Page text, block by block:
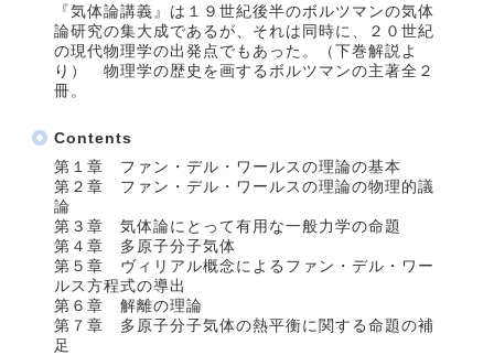
『気体論講義』は１９世紀後半のボルツマンの気体
論研究の集大成であるが、それは同時に、２０世紀
の現代物理学の出発点でもあった。（下巻解説よ
り） 物理学の歴史を画するボルツマンの主著全２
冊。
Contents
第１章 ファン・デル・ワールスの理論の基本
第２章 ファン・デル・ワールスの理論の物理的議
論
第３章 気体論にとって有用な一般力学の命題
第４章 多原子分子気体
第５章 ヴィリアル概念によるファン・デル・ワー
ルス方程式の導出
第６章 解離の理論
第７章 多原子分子気体の熱平衡に関する命題の補
足